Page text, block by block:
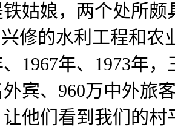
姑娘，两个处所
修的水利工程和
1967年、1973年
宾、960万中外旅
他们看到我们的